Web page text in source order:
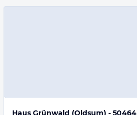
Haus Grünwald (Oldsum) - 50464